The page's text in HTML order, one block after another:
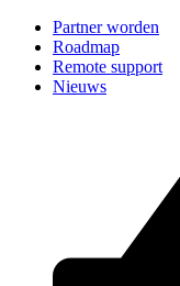
Partner worden
Roadmap
Remote support
Nieuws